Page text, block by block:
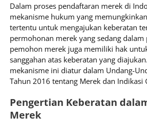
Dalam proses pendaftaran merek di
mekanisme hukum yang
tertentu untuk mengajukan keberatan
permohonan merek yang sedang dalam
pemohon merek juga memiliki hak
sanggahan atas keberatan yang
mekanisme ini diatur dalam Undang-
Tahun 2016 tentang Merek dan Indikasi
Pengertian Keberatan
Merek